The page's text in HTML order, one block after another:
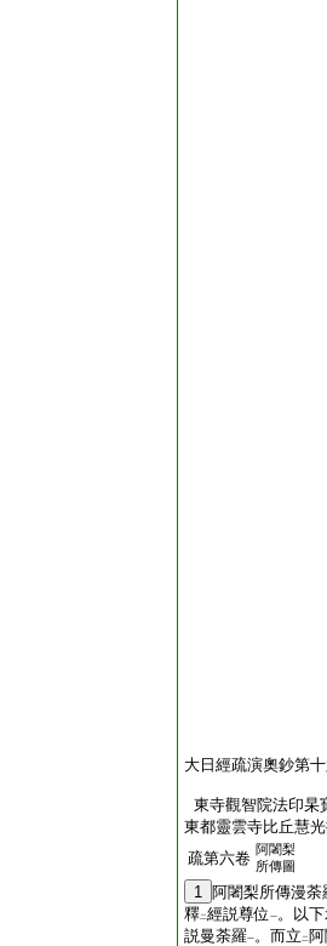
大日經疏演奧鈔第
東寺觀智院法印杲
東都靈雲寺比丘慧
疏第六卷 阿闍梨
所傳圖
1 阿闍梨所傳漫
釋二經説尊位 一。以
説曼荼羅一。而立 二